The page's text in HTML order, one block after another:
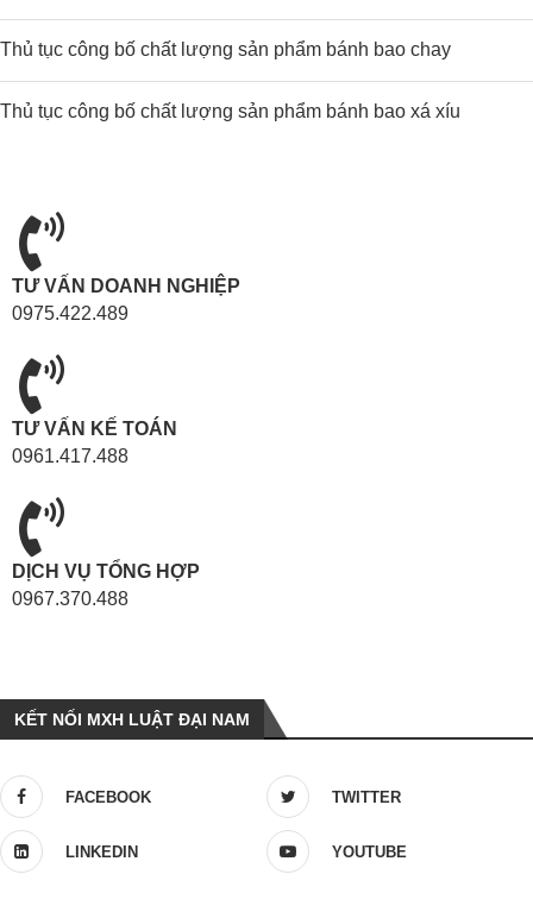
Thủ tục công bố chất lượng sản phẩm bánh bao chay
Thủ tục công bố chất lượng sản phẩm bánh bao xá xíu
TƯ VẤN DOANH NGHIỆP
0975.422.489
TƯ VẤN KẾ TOÁN
0961.417.488
DỊCH VỤ TỔNG HỢP
0967.370.488
KẾT NỐI MXH LUẬT ĐẠI NAM
FACEBOOK TWITTER
LINKEDIN YOUTUBE